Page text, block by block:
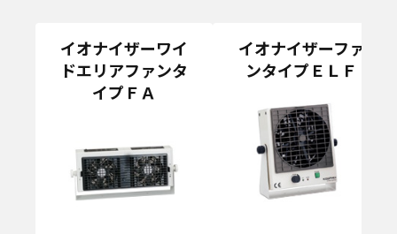
イオナイザーワイ
ドエリアファンタ
イプＦＡ
イオナイザーファ
ンタイプＥＬＦ